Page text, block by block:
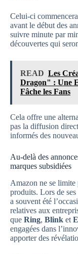
Celui-ci
avant le début des
suivre minute par
découvertes qui
READ Les
Dragon" : Une
Fâche les Fans
Cela offre une
pas la diffusion
informés des
Au-delà des
marques subsidiées
Amazon ne se limite
produits. Lors de ses
a souvent été
relatives aux
que Ring, Blink et
engagées dans
apporter des